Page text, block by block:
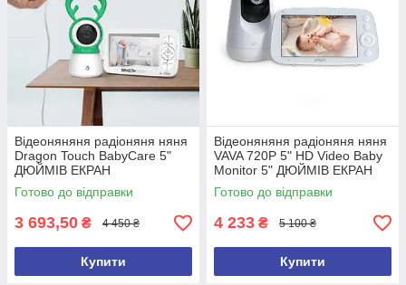
Відеоняняня радіоняня няня
Dragon Touch BabyCare 5"
ДЮЙМІВ ЕКРАН
Готово до відправки
3 693,50 ₴ 4 450 ₴
Купити
Відеоняняня радіоняня няня
VAVA 720P 5" HD Video Baby
Monitor 5" ДЮЙМІВ ЕКРАН
Готово до відправки
4 233 ₴ 5 100 ₴
Купити